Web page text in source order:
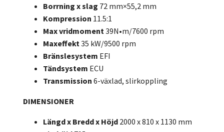
Borrning x slag 72 mm×55,2 mm
Kompression 11.5:1
Max vridmoment 39N•m/7600 rpm
Maxeffekt 35 kW/9500 rpm
Bränslesystem EFI
Tändsystem ECU
Transmission 6-växlad, slirkoppling
DIMENSIONER
Längd x Bredd x Höjd 2000 x 810 x 1130 mm